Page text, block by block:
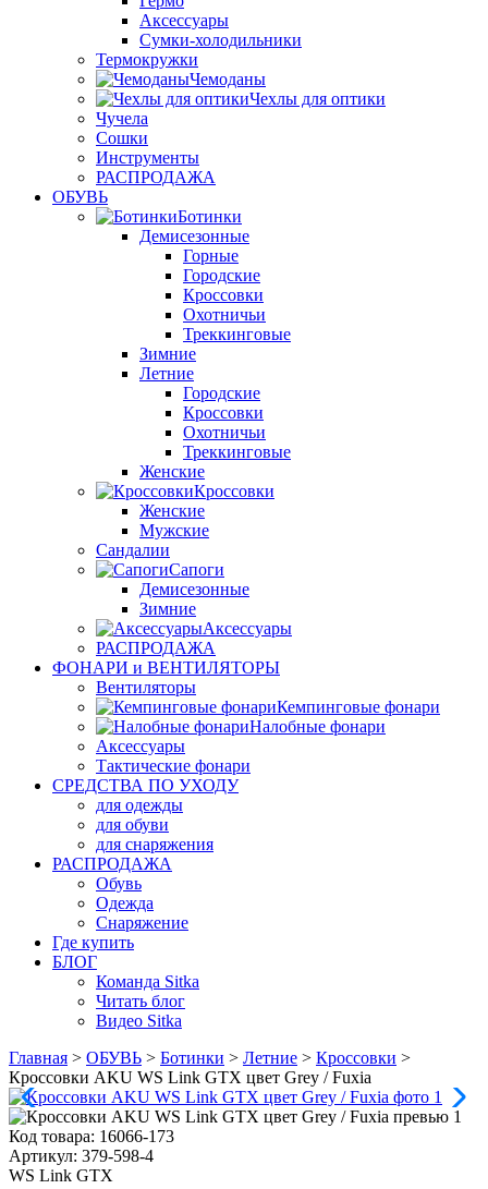
Аксессуары
Сумки-холодильники
Термокружки
Чемоданы
Чехлы для оптики
Чучела
Сошки
Инструменты
РАСПРОДАЖА
ОБУВЬ
Ботинки
Демисезонные
Горные
Городские
Кроссовки
Охотничьи
Треккинговые
Зимние
Летние
Городские
Кроссовки
Охотничьи
Треккинговые
Женские
Кроссовки
Женские
Мужские
Сандалии
Сапоги
Демисезонные
Зимние
Аксессуары
РАСПРОДАЖА
ФОНАРИ и ВЕНТИЛЯТОРЫ
Вентиляторы
Кемпинговые фонари
Налобные фонари
Аксессуары
Тактические фонари
СРЕДСТВА ПО УХОДУ
для одежды
для обуви
для снаряжения
РАСПРОДАЖА
Обувь
Одежда
Снаряжение
Где купить
БЛОГ
Команда Sitka
Читать блог
Видео Sitka
Главная > ОБУВЬ > Ботинки > Летние > Кроссовки >
Кроссовки AKU WS Link GTX цвет Grey / Fuxia
Код товара: 16066-173
Артикул: 379-598-4
WS Link GTX